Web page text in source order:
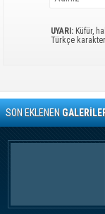
UYARI: Küfür,
Türkçe
SON EKLENEN